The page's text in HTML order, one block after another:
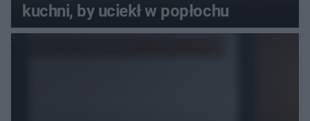
kuchni, by uciekł w popłochu